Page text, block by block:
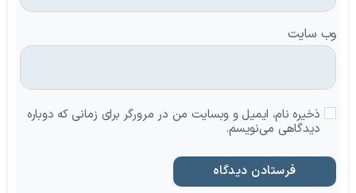
وب‌ سایت
ذخیره نام، ایمیل و وبسایت من در مرورگر برای زمانی که دوباره
دیدگاهی می‌نویسم.